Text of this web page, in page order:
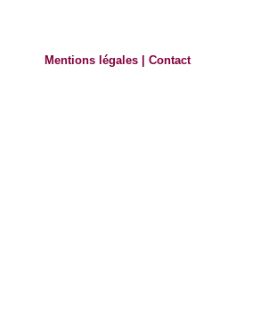
Mentions légales |Contact